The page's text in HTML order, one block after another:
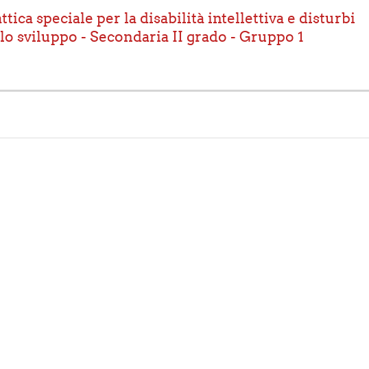
speciale per la disabilità intellettiva e disturbi
sviluppo - Secondaria II grado - Gruppo 1